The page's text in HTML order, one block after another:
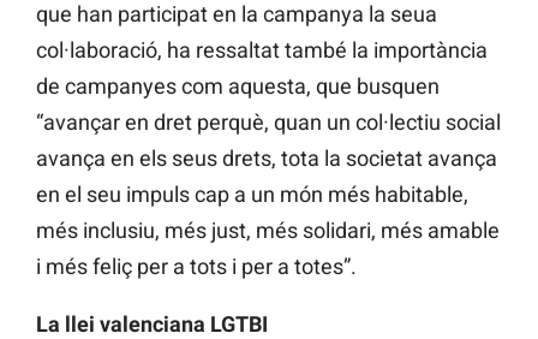
que han participat en la campanya la seua
col·laboració, ha ressaltat també la importància
de campanyes com aquesta, que busquen
“avançar en dret perquè, quan un col·lectiu social
avança en els seus drets, tota la societat avança
en el seu impuls cap a un món més habitable,
més inclusiu, més just, més solidari, més amable
i més feliç per a tots i per a totes”.
La llei valenciana LGTBI